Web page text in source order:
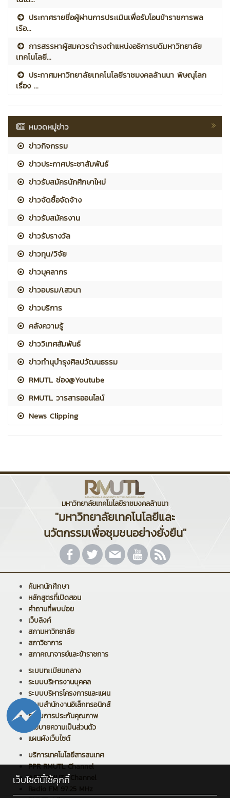
ประกาศรายชื่อผู้ผ่านการประเมินเพื่อรับโอนข้าราชการพล
เรือ...
การสรรหาผู้สมควรดำรงตำแหน่งอธิการบดีมหาวิทยาลัย
เทคโนโลยี...
ประกาศมหาวิทยาลัยเทคโนโลยีราชมงคลล้านนา พิษณุโลก
เรื่อง ...
หมวดหมู่ข่าว
ข่าวกิจกรรม
ข่าวประกาศประชาสัมพันธ์
ข่าวรับสมัครนักศึกษาใหม่
ข่าวจัดซื้อจัดจ้าง
ข่าวรับสมัครงาน
ข่าวรับรางวัล
ข่าวทุน/วิจัย
ข่าวบุคลากร
ข่าวอบรม/เสวนา
ข่าวบริการ
คลังความรู้
ข่าววิเทศสัมพันธ์
ข่าวทำนุบำรุงศิลปวัฒนธรรม
RMUTL ช่อง@Youtube
RMUTL วารสารออนไลน์
News Clipping
มหาวิทยาลัยเทคโนโลยีราชมงคลล้านนา
"มหาวิทยาลัยเทคโนโลยีและ
นวัตกรรมเพื่อชุมชนอย่างยั่งยืน"
ค้นหานักศึกษา
หลักสูตรที่เปิดสอน
คำถามที่พบบ่อย
เว็บลิงค์
สภามหาวิทยาลัย
สภาวิชาการ
สภาคณาจารย์และข้าราชการ
ระบบทะเบียนกลาง
ระบบบริหารงานบุคคล
ระบบบริหารโครงการและแผน
ระบบสำนักงานอิเล็กทรอนิกส์
ระบบการประกันคุณภาพ
นโยบายความเป็นส่วนตัว
แผนผังเว็บไซต์
บริการเทคโนโลยีสารสนเทศ
PPR RMUTL Channel
ARIT RMUTL Channel
Radio FM 97.25 MHz
เว็บไซต์นี้ใช้คุกกี้